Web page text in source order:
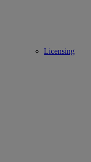
Licensing